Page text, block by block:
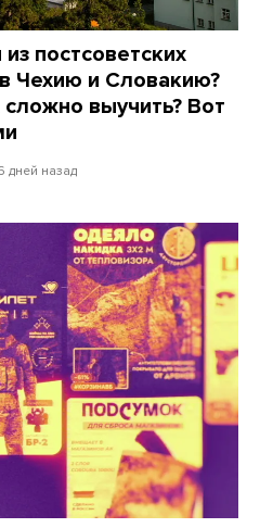
постсоветских
Чехию и Словакию?
выучить? Вот
дней назад